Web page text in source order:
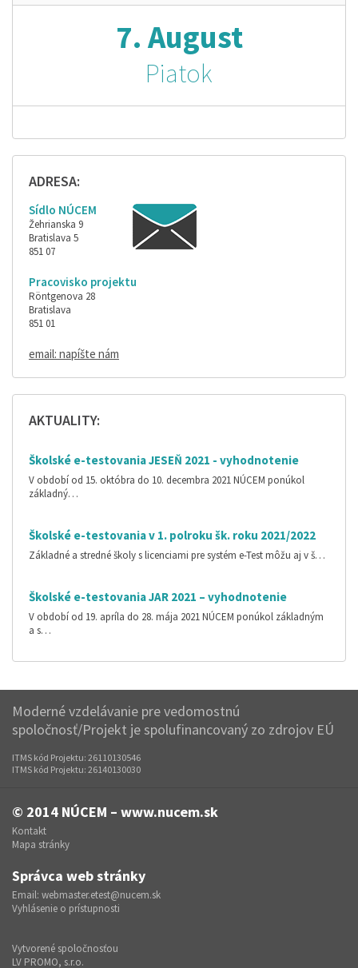
7. August
Piatok
ADRESA:
Sídlo NÚCEM
Žehrianska 9
Bratislava 5
851 07
Pracovisko projektu
Röntgenova 28
Bratislava
851 01
email: napíšte nám
AKTUALITY:
Školské e-testovania JESEŇ 2021 - vyhodnotenie
V období od 15. októbra do 10. decembra 2021 NÚCEM ponúkol
základný…
Školské e-testovania v 1. polroku šk. roku 2021/2022
Základné a stredné školy s licenciami pre systém e-Test môžu aj v š…
Školské e-testovania JAR 2021 – vyhodnotenie
V období od 19. apríla do 28. mája 2021 NÚCEM ponúkol základným
a s…
Moderné vzdelávanie pre vedomostnú
spoločnosť/Projekt je spolufinancovaný zo zdrojov EÚ
ITMS kód Projektu: 26110130546
ITMS kód Projektu: 26140130030
© 2014 NÚCEM – www.nucem.sk
Kontakt
Mapa stránky
Správca web stránky
Email: webmaster.etest@nucem.sk
Vyhlásenie o prístupnosti
Vytvorené spoločnosťou
LV PROMO, s.r.o.